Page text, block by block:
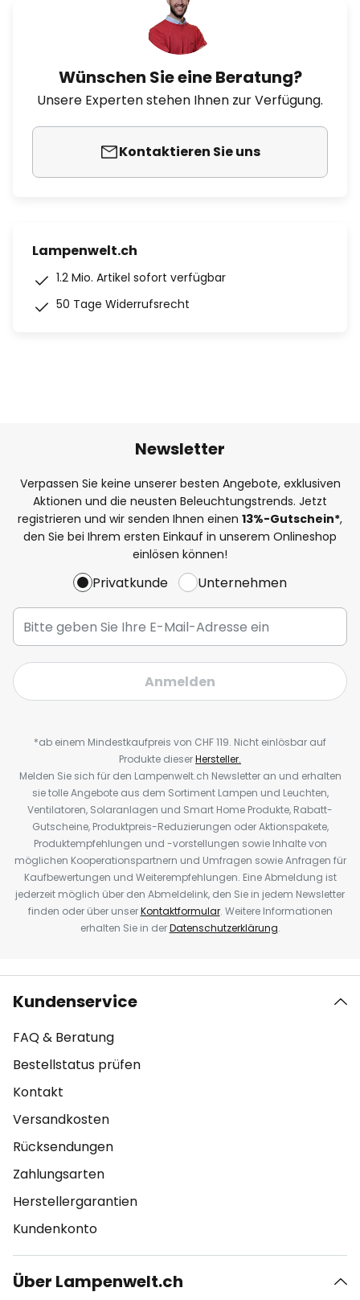
Wünschen Sie eine Beratung?
Unsere Experten stehen Ihnen zur Verfügung.
Kontaktieren Sie uns
Lampenwelt.ch
1.2 Mio. Artikel sofort verfügbar
50 Tage Widerrufsrecht
Newsletter
Verpassen Sie keine unserer besten Angebote, exklusiven
Aktionen und die neusten Beleuchtungstrends. Jetzt
registrieren und wir senden Ihnen einen 13%-Gutschein*,
den Sie bei Ihrem ersten Einkauf in unserem Onlineshop
einlösen können!
Privatkunde Unternehmen
Anmelden
*ab einem Mindestkaufpreis von CHF 119. Nicht einlösbar auf
Produkte dieserHersteller.
Melden Sie sich für den Lampenwelt.ch Newsletter an und erhalten
sie tolle Angebote aus dem Sortiment Lampen und Leuchten,
Ventilatoren, Solaranlagen und Smart Home Produkte, Rabatt-
Gutscheine, Produktpreis-Reduzierungen oder Aktionspakete,
Produktempfehlungen und -vorstellungen sowie Inhalte von
möglichen Kooperationspartnern und Umfragen sowie Anfragen für
Kaufbewertungen und Weiterempfehlungen. Eine Abmeldung ist
jederzeit möglich über den Abmeldelink, den Sie in jedem Newsletter
finden oder über unserKontaktformular. Weitere Informationen
erhalten Sie in derDatenschutzerklärung.
Kundenservice
FAQ & Beratung
Bestellstatus prüfen
Kontakt
Versandkosten
Rücksendungen
Zahlungsarten
Herstellergarantien
Kundenkonto
Über Lampenwelt.ch